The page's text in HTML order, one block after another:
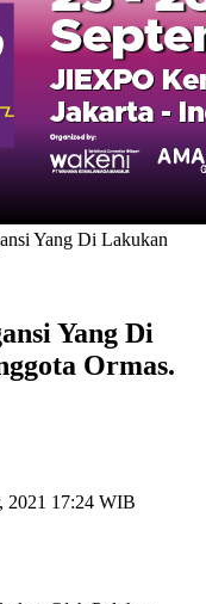
Yang Di Lakukan
Yang Di
Ormas.
2021 17:24 WIB